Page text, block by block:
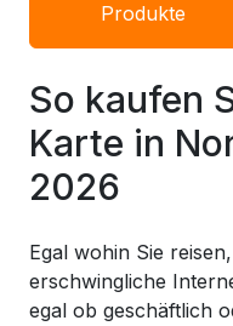
Produkte
So kaufen
Karte in
2026
Egal wohin Sie
erschwingliche
egal ob geschäftlich